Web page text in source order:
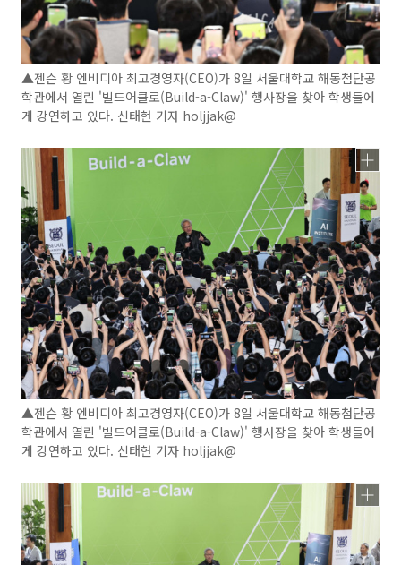
▲젠슨 황 엔비디아 최고경영자(CEO)가 8일 서울대학교 해동첨단공
학관에서 열린 '빌드어클로(Build-a-Claw)' 행사장을 찾아 학생들에
게 강연하고 있다. 신태현 기자 holjjak@
▲젠슨 황 엔비디아 최고경영자(CEO)가 8일 서울대학교 해동첨단공
학관에서 열린 '빌드어클로(Build-a-Claw)' 행사장을 찾아 학생들에
게 강연하고 있다. 신태현 기자 holjjak@